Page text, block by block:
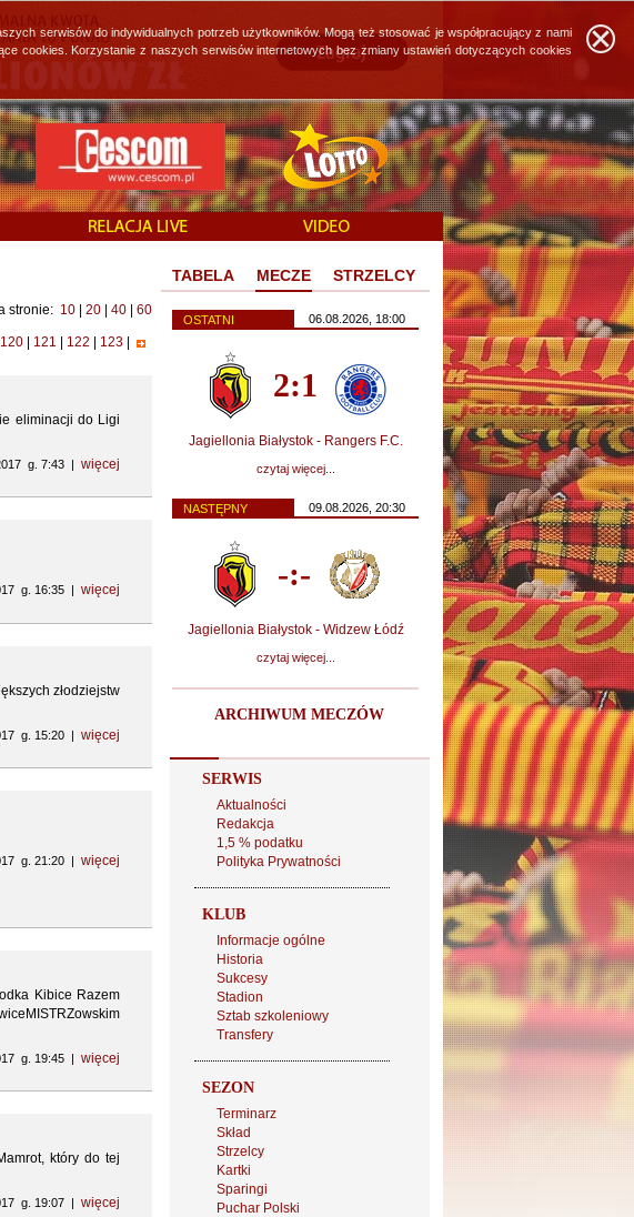
stronie: 10 20 40 60
120 121 122 123
eliminacji do Ligi
g. 7:43 | więcej
g. 16:35 | więcej
złodziejstw
g. 15:20 | więcej
g. 21:20 | więcej
Kibice Razem
g. 19:45 | więcej
który do tej
g. 19:07 | więcej
TABELA MECZE STRZELCY
OSTATNI 06.08.2026, 18:00
2:1
Jagiellonia Białystok - Rangers F.C.
czytaj więcej...
NASTĘPNY 09.08.2026, 20:30
-:-
Jagiellonia Białystok - Widzew Łódź
czytaj więcej...
ARCHIWUM MECZÓW
SERWIS
Aktualności
Redakcja
1,5 % podatku
Polityka Prywatności
KLUB
Informacje ogólne
Historia
Sukcesy
Stadion
Sztab szkoleniowy
Transfery
SEZON
Terminarz
Skład
Strzelcy
Kartki
Sparingi
Puchar Polski
serwisów do indywidualnych potrzeb użytkowników. Mogą też stosować je współpracujący z nami
cookies. Korzystanie z naszych serwisów internetowych bez zmiany ustawień dotyczących cookies